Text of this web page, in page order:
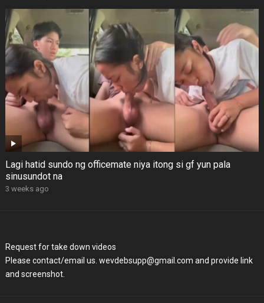
Lagi hatid sundo ng officemate niya itong si gf yun pala
sinusundot na
3 weeks ago
Request for take down videos
Please contact/email us. wevdebsupp@gmail.com and provide link
and screenshot.